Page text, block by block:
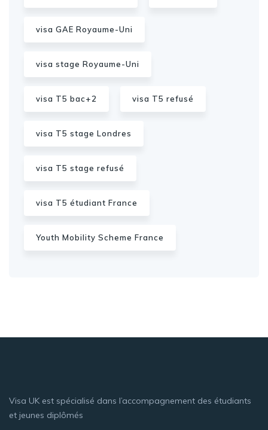
visa GAE Royaume-Uni
visa stage Royaume-Uni
visa T5 bac+2 visa T5 refusé
visa T5 stage Londres
visa T5 stage refusé
visa T5 étudiant France
Youth Mobility Scheme France
Visa UK est spécialisé dans l’accompagnement des étudiants
et jeunes diplômés